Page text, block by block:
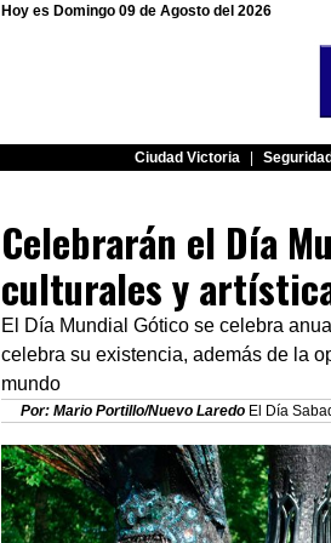
Hoy es Domingo 09 de Agosto del 2026
Ciudad Victoria
Celebrarán el Día
culturales y
El Día Mundial Gótico se celebra
celebra su existencia, además de la
mundo
Por: Mario Portillo/Nuevo Laredo El Día